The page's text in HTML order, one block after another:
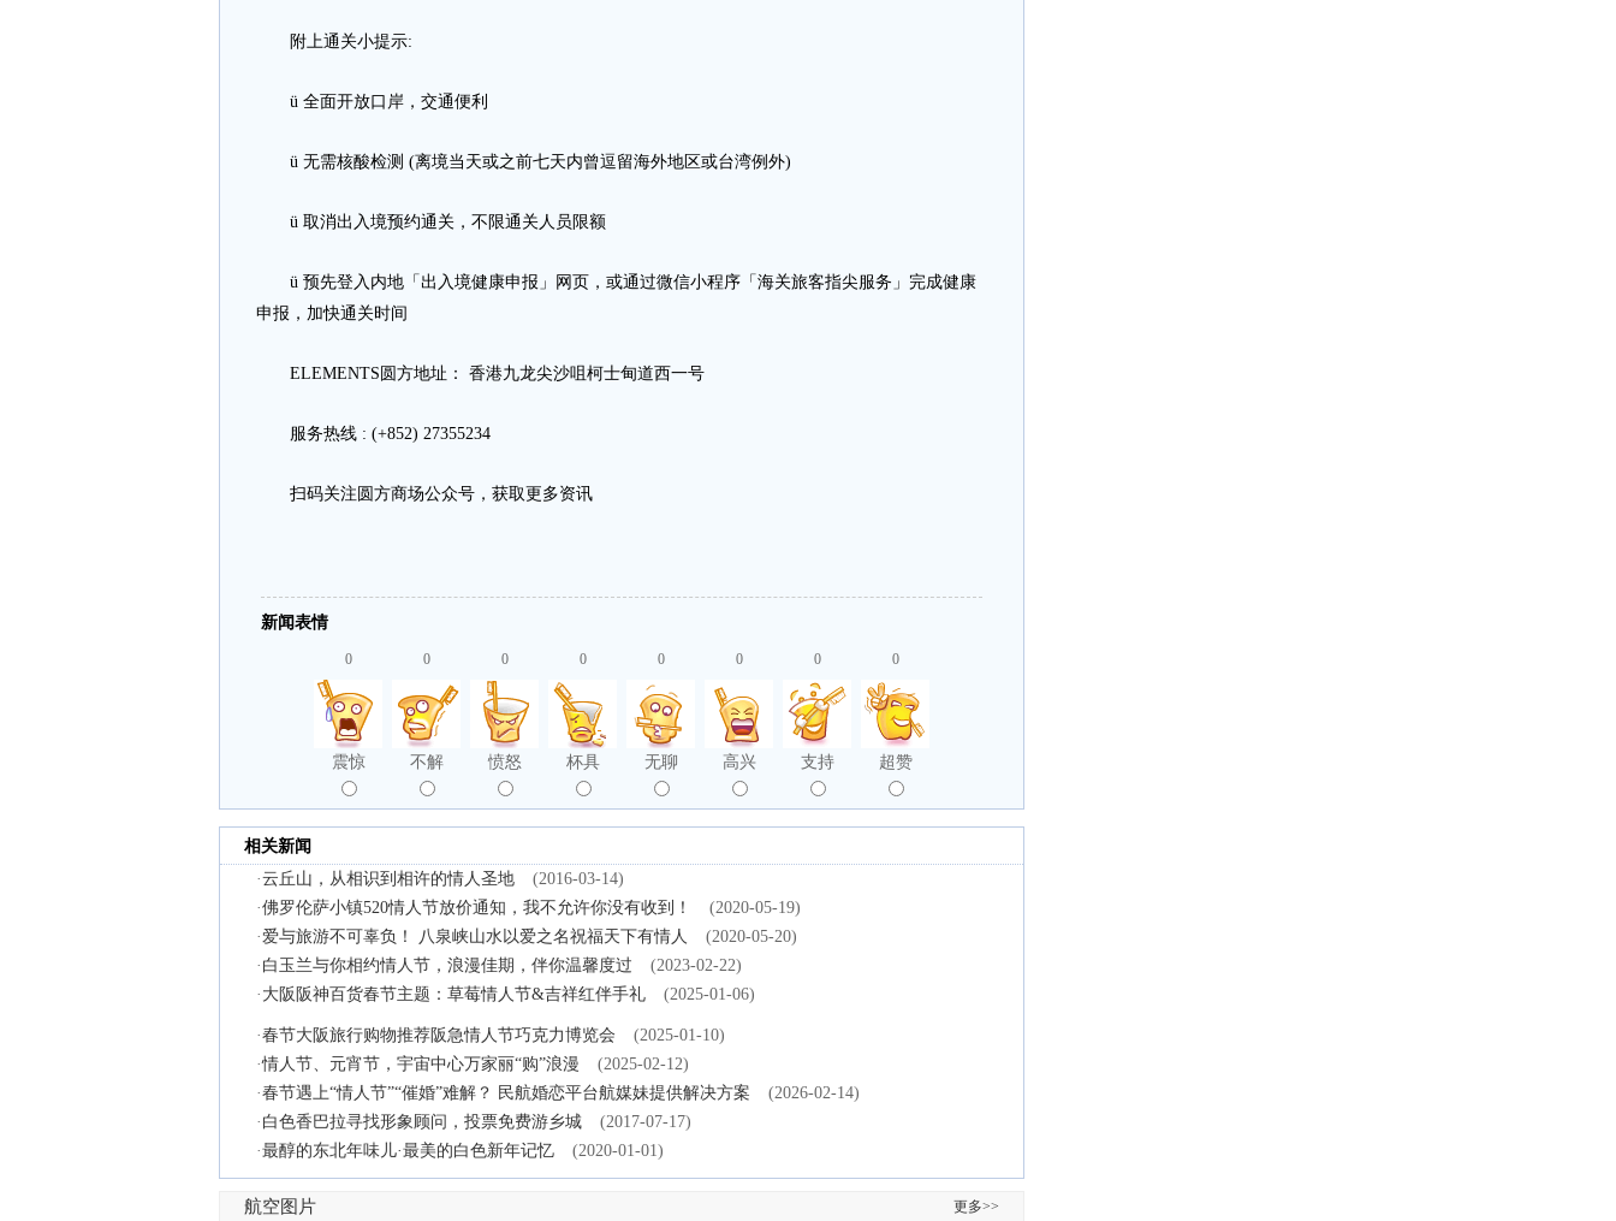
附上通关小提示:
ü 全面开放口岸，交通便利
ü 无需核酸检测 (离境当天或之前七天内曾逗留海外地区或台湾例外)
ü 取消出入境预约通关，不限通关人员限额
ü 预先登入内地「出入境健康申报」网页，或通过微信小程序「海关旅客指尖服务」完成健康
申报，加快通关时间
ELEMENTS圆方地址： 香港九龙尖沙咀柯士甸道西一号
服务热线 : (+852) 27355234
扫码关注圆方商场公众号，获取更多资讯
新闻表情
0
震惊
0
不解
0
愤怒
0
杯具
0
无聊
0
高兴
0
支持
0
超赞
相关新闻
·云丘山，从相识到相许的情人圣地
(2016-03-14)
·佛罗伦萨小镇520情人节放价通知，我不允许你没有收到！
(2020-05-19)
·爱与旅游不可辜负！ 八泉峡山水以爱之名祝福天下有情人
(2020-05-20)
· 白玉兰与你相约情人节，浪漫佳期，伴你温馨度过
(2023-02-22)
· 大阪阪神百货春节主题：草莓情人节&吉祥红伴手礼 (2025-01-06)
·春节大阪旅行购物推荐阪急情人节巧克力博览会
(2025-01-10)
·情人节、元宵节，宇宙中心万家丽“购”浪漫
(2025-02-12)
·春节遇上“情人节”“催婚”难解？ 民航婚恋平台航媒妹提供解决方案
(2026-02-14)
· 白色香巴拉寻找形象顾问，投票免费游乡城
(2017-07-17)
·最醇的东北年味儿·最美的白色新年记忆 (2020-01-01)
航空图片 更多>>